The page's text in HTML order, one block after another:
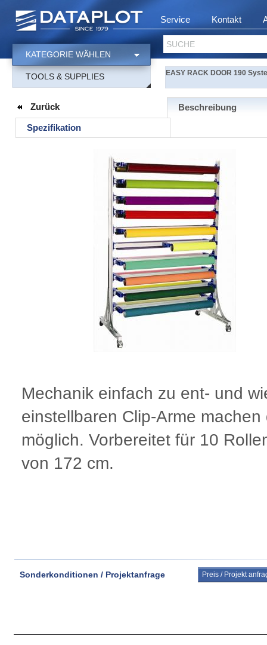
Service Kontakt
SUCHE
KATEGORIE WÄHLEN
TOOLS & SUPPLIES EASY RACK DOOR 190
Zurück Beschreibung
Spezifikation
Mechanik einfach zu ent- und
einstellbaren Clip-Arme
möglich. Vorbereitet für 10
von 172 cm.
Sonderkonditionen / Projektanfrage Preis / Projekt